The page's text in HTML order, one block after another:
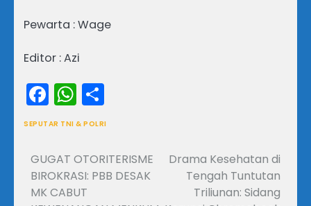
Pewarta : Wage
Editor : Azi
Facebook
WhatsApp
SEPUTAR TNI & POLRI
Navigasi
pos
GUGAT OTORITERISME
BIROKRASI: PBB DESAK
MK CABUT
Drama Kesehatan di
Tengah Tuntutan
Triliunan: Sidang